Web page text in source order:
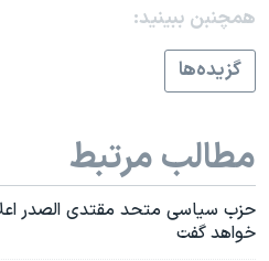
همایش محافظه‌کاران آمریکا
صفحه‌های ویژه
سفر پرزیدنت ترامپ به چین
همچنبن ببینید:
گزيده‌ها
مطالب مرتبط
حزب سياسی متحد مقتدی الصدر
خواهد گفت